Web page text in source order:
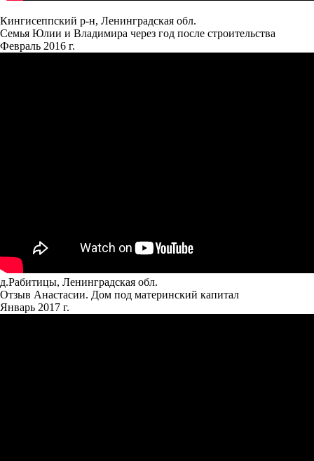
Кингисеппский р-н, Ленинградская обл.
Семья Юлии и Владимира через год после строительства
Февраль 2016 г.
д.Рабитицы, Ленинградская обл.
Отзыв Анастасии. Дом под материнский капитал
Январь 2017 г.